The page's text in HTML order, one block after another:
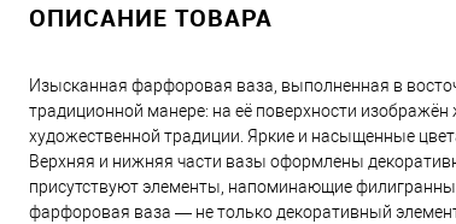
ОПИСАНИЕ ТОВАРА
Изысканная фарфоровая ваза, выполненная в
традиционной манере: на её поверхности
художественной традиции. Яркие и насыщенные
Верхняя и нижняя части вазы оформлены
присутствуют элементы, напоминающие
фарфоровая ваза — не только декоративный